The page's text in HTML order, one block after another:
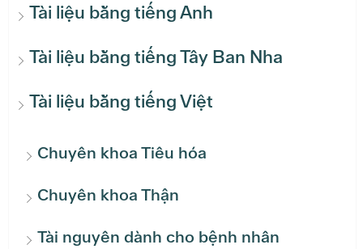
Tài liệu bằng tiếng Anh
Tài liệu bằng tiếng Tây Ban Nha
Tài liệu bằng tiếng Việt
Chuyên khoa Tiêu hóa
Chuyên khoa Thận
Tài nguyên dành cho bệnh nhân